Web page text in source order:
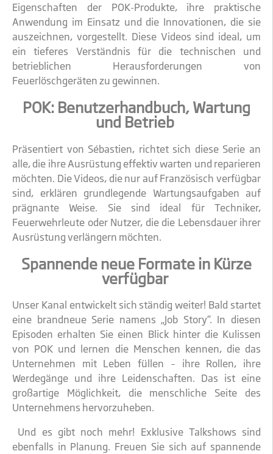
Eigenschaften der POK-Produkte, ihre praktische
Anwendung im Einsatz und die Innovationen, die sie
auszeichnen, vorgestellt. Diese Videos sind ideal, um
ein tieferes Verständnis für die technischen und
betrieblichen Herausforderungen von
Feuerlöschgeräten zu gewinnen.
POK: Benutzerhandbuch, Wartung
und Betrieb
Präsentiert von Sébastien, richtet sich diese Serie an
alle, die ihre Ausrüstung effektiv warten und reparieren
möchten. Die Videos, die nur auf Französisch verfügbar
sind, erklären grundlegende Wartungsaufgaben auf
prägnante Weise. Sie sind ideal für Techniker,
Feuerwehrleute oder Nutzer, die die Lebensdauer ihrer
Ausrüstung verlängern möchten.
Spannende neue Formate in Kürze
verfügbar
Unser Kanal entwickelt sich ständig weiter! Bald startet
eine brandneue Serie namens „Job Story“. In diesen
Episoden erhalten Sie einen Blick hinter die Kulissen
von POK und lernen die Menschen kennen, die das
Unternehmen mit Leben füllen – ihre Rollen, ihre
Werdegänge und ihre Leidenschaften. Das ist eine
großartige Möglichkeit, die menschliche Seite des
Unternehmens hervorzuheben.
Und es gibt noch mehr! Exklusive Talkshows sind
ebenfalls in Planung. Freuen Sie sich auf spannende